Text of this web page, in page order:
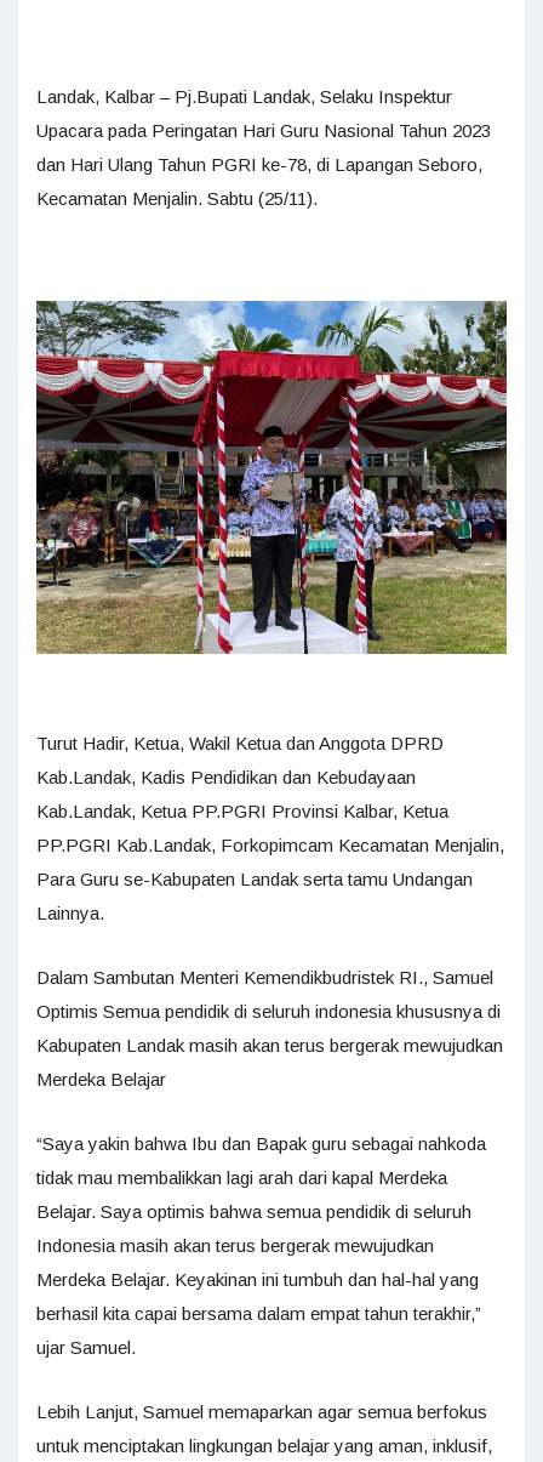
Landak, Kalbar – Pj.Bupati Landak, Selaku Inspektur
Upacara pada Peringatan Hari Guru Nasional Tahun 2023
dan Hari Ulang Tahun PGRI ke-78, di Lapangan Seboro,
Kecamatan Menjalin. Sabtu (25/11).
Turut Hadir, Ketua, Wakil Ketua dan Anggota DPRD
Kab.Landak, Kadis Pendidikan dan Kebudayaan
Kab.Landak, Ketua PP.PGRI Provinsi Kalbar, Ketua
PP.PGRI Kab.Landak, Forkopimcam Kecamatan Menjalin,
Para Guru se-Kabupaten Landak serta tamu Undangan
Lainnya.
Dalam Sambutan Menteri Kemendikbudristek RI., Samuel
Optimis Semua pendidik di seluruh indonesia khususnya di
Kabupaten Landak masih akan terus bergerak mewujudkan
Merdeka Belajar
“Saya yakin bahwa Ibu dan Bapak guru sebagai nahkoda
tidak mau membalikkan lagi arah dari kapal Merdeka
Belajar. Saya optimis bahwa semua pendidik di seluruh
Indonesia masih akan terus bergerak mewujudkan
Merdeka Belajar. Keyakinan ini tumbuh dan hal-hal yang
berhasil kita capai bersama dalam empat tahun terakhir,”
ujar Samuel.
Lebih Lanjut, Samuel memaparkan agar semua berfokus
untuk menciptakan lingkungan belajar yang aman, inklusif,